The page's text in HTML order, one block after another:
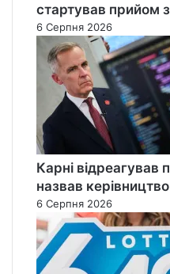
стартував прийом
6 Серпня 2026
Карні відреагував
назвав
6 Серпня 2026